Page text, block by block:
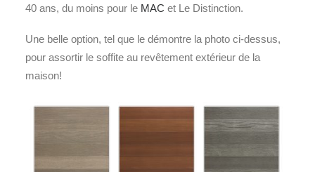
40 ans, du moins pour le MAC et Le Distinction.
Une belle option, tel que le démontre la photo ci-dessus,
pour assortir le soffite au revêtement extérieur de la
maison!